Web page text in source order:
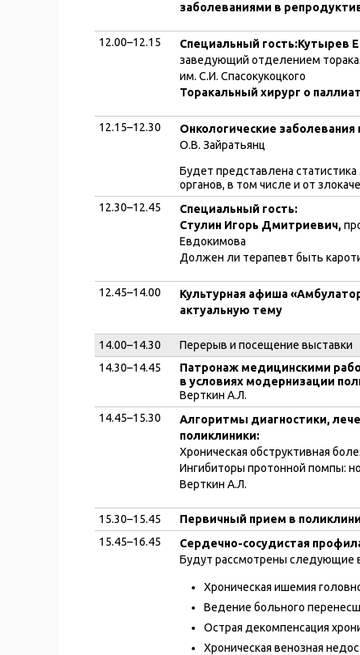
заболеваниями в
12.00–12.15 Специальный гость:Кутырев
заведующий отделением
им. С.И. Спасокукоцкого
Торакальный хирург о
12.15–12.30
Онкологические
О.В. Зайратьянц
Будет представлена
органов, в том числе и от
12.30–12.45
Специальный гость:
Стулин Игорь Дмитриевич,
Евдокимова
Должен ли терапевт быть
12.45–14.00
Культурная афиша
актуальную тему
14.00–14.30
Перерыв и посещение выставки
14.30–14.45
Патронаж медицинскими
в условиях модернизации
Верткин А.Л.
14.45–15.30
Алгоритмы диагностики,
поликлиники:
Хроническая обструктивная
Ингибиторы протонной помпы:
Верткин А.Л.
15.30–15.45
Первичный прием в
15.45–16.45
Сердечно-сосудистая
Будут рассмотрены следующие
Хроническая ишемия
Ведение больного
Острая декомпенсация
Хроническая венозная